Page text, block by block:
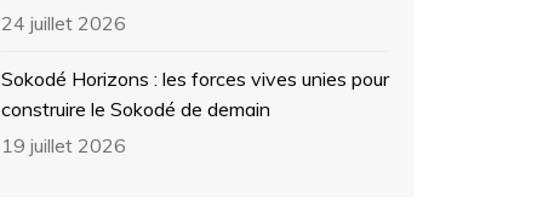
24 juillet 2026
Sokodé Horizons : les forces vives unies pour
construire le Sokodé de demain
19 juillet 2026